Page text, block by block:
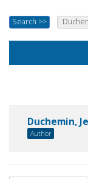
Search >>
Duchemin,
Author